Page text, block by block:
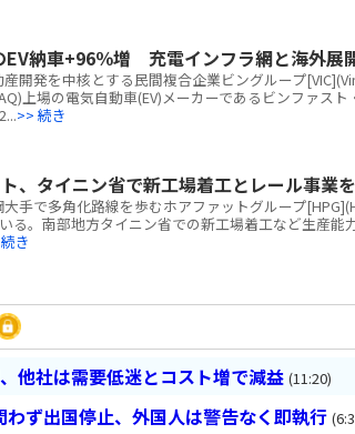
EV納車+96％増 充電インフラ網と海外展
開発を中核とする民間複合企業ビングループ
上場の電気自動車(EV)メーカーであるビンファス
>> 続き
、タイニン省で新工場着工とレール事業
手で多角化路線を歩むホアファットグループ
る。南部地方タイニン省での新工場着工など生産
き
他社は需要低迷とコスト増で減益 (11:20)
ず出国停止、外国人は警告なく即執行